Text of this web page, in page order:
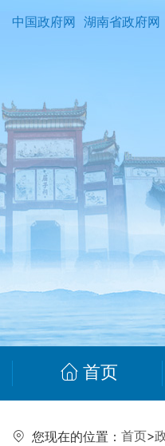
中国政府网 湖南省政府网
首页
您现在的位置： 首页>